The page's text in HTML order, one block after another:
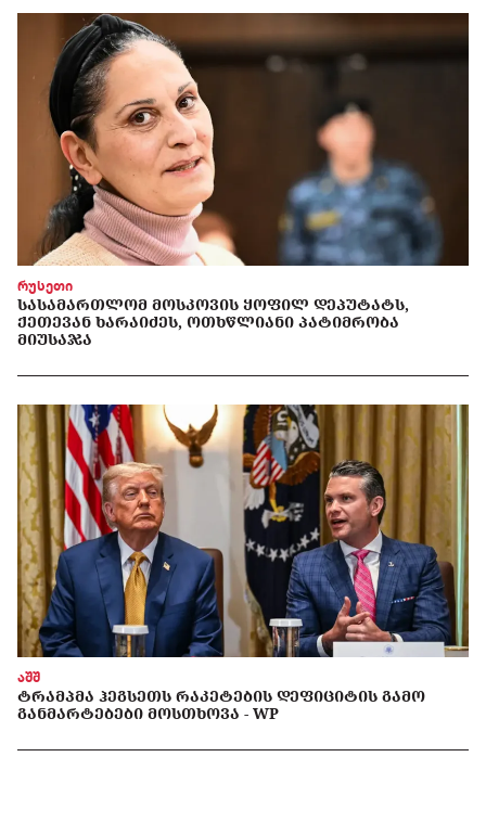
რუსეთი
ᲡᲐᲡᲐᲛᲐᲠᲗᲚᲝᲛ ᲛᲝᲡᲙᲝᲕᲘᲡ ᲧᲝᲤᲘᲚ ᲓᲔᲞᲣᲢᲐᲢᲡ,
ᲥᲔᲗᲔᲕᲐᲜ ᲮᲐᲠᲐᲘᲫᲔᲡ, ᲝᲗᲮᲬᲚᲘᲐᲜᲘ ᲞᲐᲢᲘᲛᲠᲝᲑᲐ
ᲛᲘᲣᲡᲐᲯᲐ
აშშ
ᲢᲠᲐᲛᲞᲛᲐ ᲰᲔᲒᲡᲔᲗᲡ ᲠᲐᲙᲔᲢᲔᲑᲘᲡ ᲓᲔᲤᲘᲪᲘᲢᲘᲡ ᲒᲐᲛᲝ
ᲒᲐᲜᲛᲐᲠᲢᲔᲑᲔᲑᲘ ᲛᲝᲡᲗᲮᲝᲕᲐ - WP